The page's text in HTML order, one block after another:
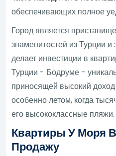
обеспечивающих полное
Город является
знаменитостей из Турции и
делает инвестиции в
Турции - Бодруме -
приносящей высокий
особенно летом, когда
его высококлассные пляжи.
Квартиры У Моря
Продажу